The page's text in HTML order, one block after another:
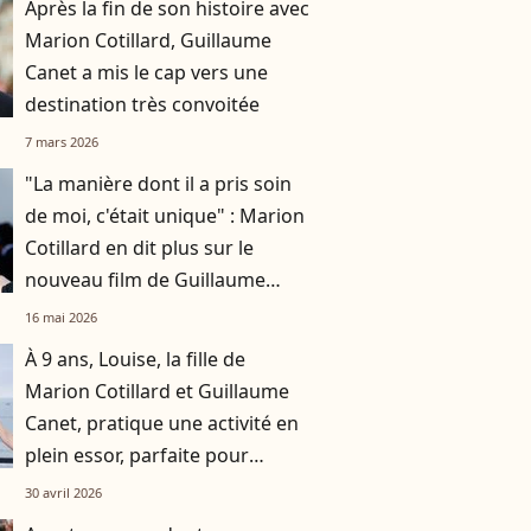
Après la fin de son histoire avec
Marion Cotillard, Guillaume
Canet a mis le cap vers une
destination très convoitée
7 mars 2026
"La manière dont il a pris soin
de moi, c'était unique" : Marion
Cotillard en dit plus sur le
nouveau film de Guillaume
Canet
16 mai 2026
À 9 ans, Louise, la fille de
Marion Cotillard et Guillaume
Canet, pratique une activité en
plein essor, parfaite pour
booster sa confiance en elle
30 avril 2026